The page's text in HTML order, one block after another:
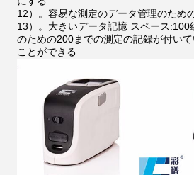
12）。容易な測定のデータ管理のため
13）。大きいデータ記憶 スペース:100
のための200までの測定の記録が付い
ことができる